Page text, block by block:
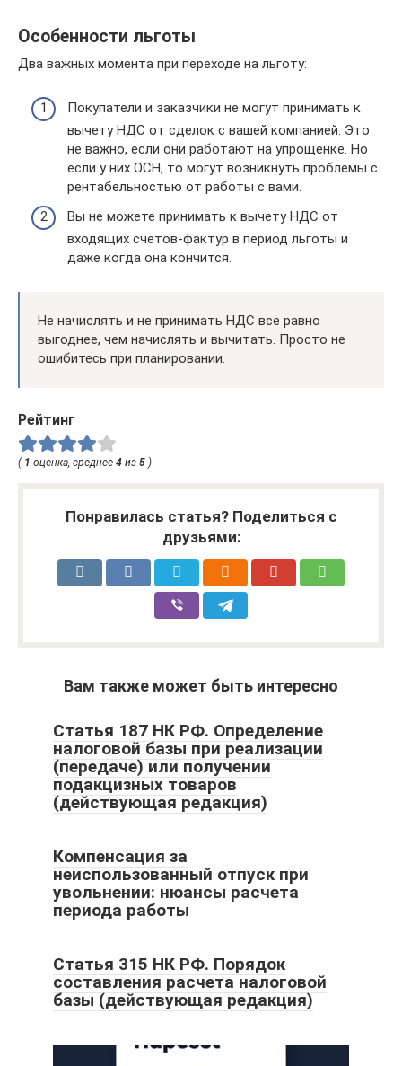
Особенности льготы
Два важных момента при переходе на льготу:
Покупатели и заказчики не могут принимать к
вычету НДС от сделок с вашей компанией. Это
не важно, если они работают на упрощенке. Но
если у них ОСН, то могут возникнуть проблемы с
рентабельностью от работы с вами.
Вы не можете принимать к вычету НДС от
входящих счетов-фактур в период льготы и
даже когда она кончится.
Не начислять и не принимать НДС все равно
выгоднее, чем начислять и вычитать. Просто не
ошибитесь при планировании.
Рейтинг
( 1 оценка, среднее 4 из 5 )
Понравилась статья? Поделиться с
друзьями:
Вам также может быть интересно
Статья 187 НК РФ. Определение
налоговой базы при реализации
(передаче) или получении
подакцизных товаров
(действующая редакция)
Компенсация за
неиспользованный отпуск при
увольнении: нюансы расчета
периода работы
Статья 315 НК РФ. Порядок
составления расчета налоговой
базы (действующая редакция)